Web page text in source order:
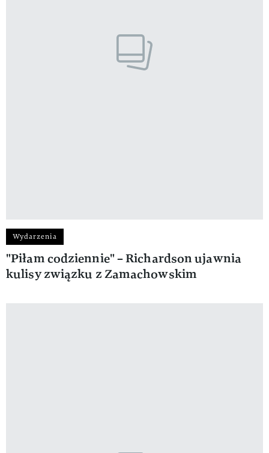
Wydarzenia
"Piłam codziennie" – Richardson ujawnia
kulisy związku z Zamachowskim